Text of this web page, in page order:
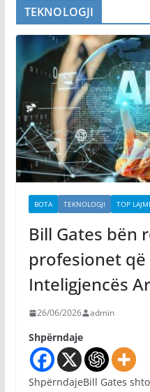
TEKNOLOGJI
BOTA TEKNOLOGJI TOP
Bill Gates bën
profesionet që
Inteligjencës
26/06/2026 admin
Shpërndaje
ShpërndajeBill Gates